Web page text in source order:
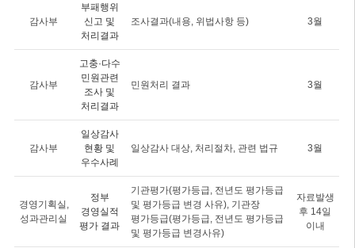
감사부
부패행위
신고 및
처리결과
조사결과(내용, 위법사항 등) 3월
감사부
고충·다수
민원관련
조사 및
처리결과
민원처리 결과 3월
감사부
일상감사
현황 및
우수사례
일상감사 대상, 처리절차, 관련 법규 3월
경영기획실,
성과관리실
정부
경영실적
평가 결과
기관평가(평가등급, 전년도 평가등급
및 평가등급 변경 사유), 기관장
평가등급(평가등급, 전년도 평가등급
및 평가등급 변경사유)
자료발생
후 14일
이내